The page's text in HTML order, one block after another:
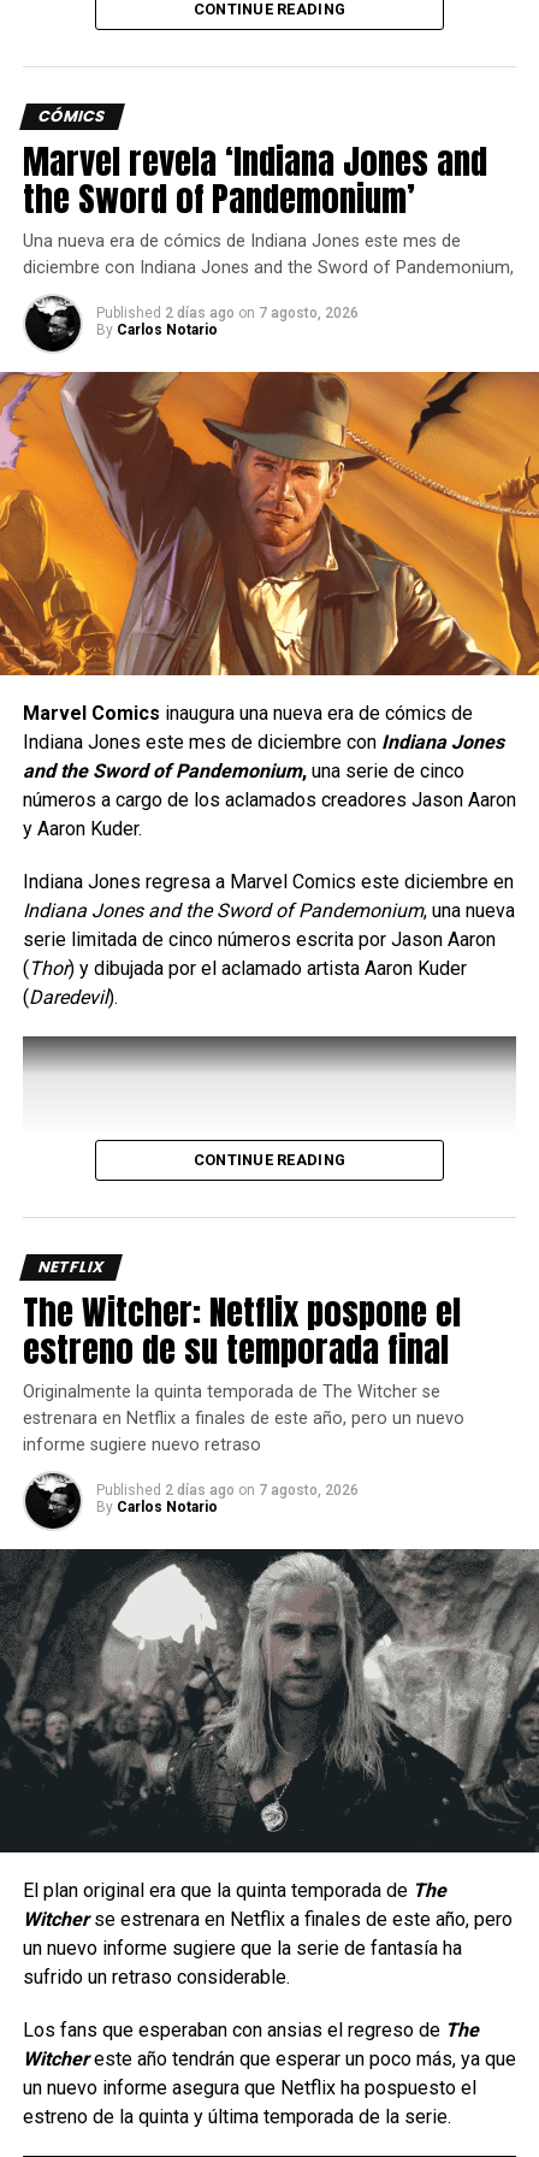
Descuentos: 5 lingotes de oro menos en la mesa de
producción; 50% en guantes, banderas, diseños y perros
del campamento; 40% en botas, chalecos, rifles de
caballos Kladruber y árabes.
Siguenos en todas nuestrasredes sociales
enterado de lo más atractivo del mundo geek, además
comments
RELATED TOPICS: ABRIL ACTUALIZACIONES
CONTENIDO
RED DEAD ONLINE
UP NEXT
SaGa Frontier 2 Remastered | Reseña sin
spoilers
Tony Hawk ‘s Pro Skater 3+4 aterriza en
Nintendo Switch 2
Carlos Notario
Una peleadora de presión constante.
Yasmine está diseñada para quienes disfrutan de un
estilo de juego ofensivo;se trata de un personaje de
tiporushdown, cuyo objetivo es mantenerse cerca del
rival para presionarlo de manera constante y obligarlo a
cometer errores. Su estilo de combate está inspirado en
Eskrima
, un arte marcial filipino, e incorpora el uso de
un
, además de una gran movilidad, ataques
rápidos y múltiples opciones para extender combos.
Uno de los aspectos más interesantes de su kit es el
largas y con mayor daño, así que administrar
provecho del personaje ya que requiere de dos barras de
energía.
Un estilo arriesgado y difícil de dominar.
Al ser una peleadora cuyo estilo de juego se enfoca en la
constante presión a corta distancia, la hace un personaje
con una jugabilidad muy arriesgada ya que por lo mismo no
hay margen para errores, puesto que una combo fallido
significa una ventana muy corta para recuperarse antes de
que el oponente contraataque; aunque en manos
experimentadas puede generar una presión constante
gracias a su velocidad, movilidad y capacidad para alternar
CONTINUE READING
CÓMICS
Marvel revela ‘Indiana Jones and
the Sword of Pandemonium’
Una nueva era de cómics de Indiana Jones este mes de
diciembre con Indiana Jones and the Sword of Pandemonium,
Published 2 días ago on 7 agosto, 2026
By Carlos Notario
Marvel Comics inaugura una nueva era de cómics de
Indiana Jones este mes de diciembre con Indiana Jones
and the Sword of Pandemonium,una serie de cinco
números a cargo de los aclamados creadores Jason Aaron
y Aaron Kuder.
Indiana Jones regresa a Marvel Comics este diciembre en
Indiana Jones and the Sword of Pandemonium, una nueva
serie limitada de cinco números escrita por Jason Aaron
(Thor) y dibujada por el aclamado artista Aaron Kuder
(Daredevil).
La serie da inicio a una etapa totalmente nueva de
aventuras en cómic para el icónico arqueólogo,
ambientada en la época de las películas originales que
Tras los sucesos deEn busca del arca perdida, los
villanos más infames de Indy —incluido el improbable
regreso de un archienemigo— buscan una nueva y
CONTINUE READING
NETFLIX
The Witcher: Netflix pospone el
estreno de su temporada final
Originalmente la quinta temporada de The Witcher se
estrenara en Netflix a finales de este año, pero un nuevo
informe sugiere nuevo retraso
Published 2 días ago on 7 agosto, 2026
By Carlos Notario
El plan original era que la quinta temporada de The
Witcher se estrenara en Netflix a finales de este año, pero
un nuevo informe sugiere que la serie de fantasía ha
sufrido un retraso considerable.
Los fans que esperaban con ansias el regreso de The
Witcher este año tendrán que esperar un poco más, ya que
un nuevo informe asegura que Netflix ha pospuesto el
estreno de la quinta y última temporada de la serie.